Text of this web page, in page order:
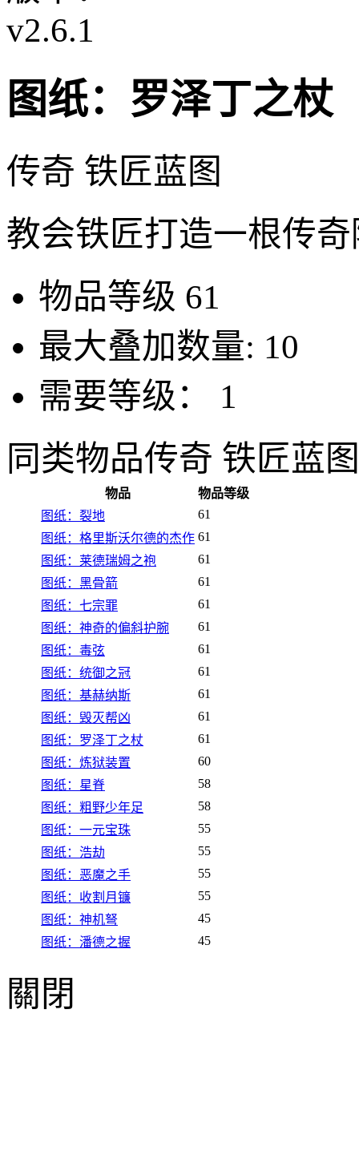
v2.6.1
图纸：罗泽丁之杖
传奇 铁匠蓝图
教会铁匠打造一根传
物品等级 61
最大叠加数量: 10
需要等级：
1
同类物品传奇 铁匠蓝图
物品
物品等级
图纸：裂地
61
图纸：格里斯沃尔德的杰作 61
图纸：莱德瑞姆之袍
61
图纸：黑骨箭
61
图纸：七宗罪
61
图纸：神奇的偏斜护腕
61
图纸：毒弦
61
图纸：统御之冠
61
图纸：基赫纳斯
61
图纸：毁灭帮凶
61
图纸：罗泽丁之杖
61
图纸：炼狱装置
60
图纸：星脊
58
图纸：粗野少年足
58
图纸：一元宝珠
55
图纸：浩劫
55
图纸：恶魔之手
55
图纸：收割月镰
55
图纸：神机弩
45
图纸：潘德之握
45
關閉